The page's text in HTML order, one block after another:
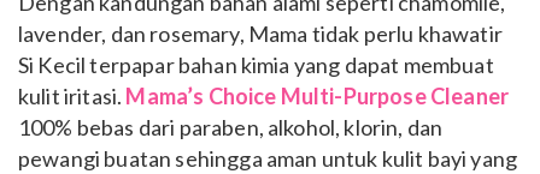
lavender, dan rosemary, Mama tidak perlu khawatir
Si Kecil terpapar bahan kimia yang dapat membuat
kulit iritasi. Mama’s Choice Multi-Purpose Cleaner
100% bebas dari paraben, alkohol, klorin, dan
pewangi buatan sehingga aman untuk kulit bayi yang